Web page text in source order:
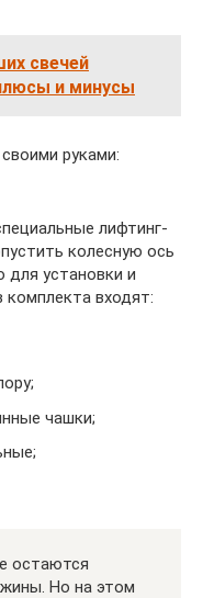
свечей
и минусы
руками:
лифтинг-
колесную ось
установки и
комплекта входят:
чашки;
остаются
Но на этом